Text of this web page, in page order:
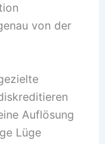
von der
Auflösung
Lüge